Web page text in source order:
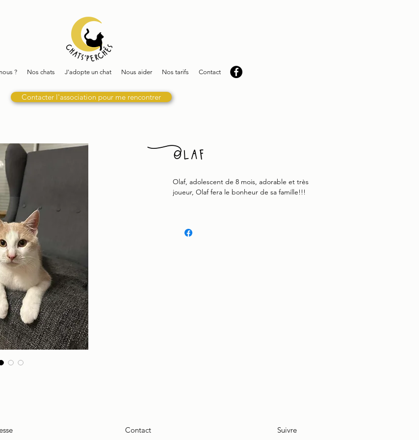
? Nos chats J'adopte un chat Nous aider Nos tarifs Contact
Contacter l'association pour me rencontrer
Olaf
Olaf, adolescent de 8 mois, adorable et très
joueur, Olaf fera le bonheur de sa famille!!!
Contact Suivre